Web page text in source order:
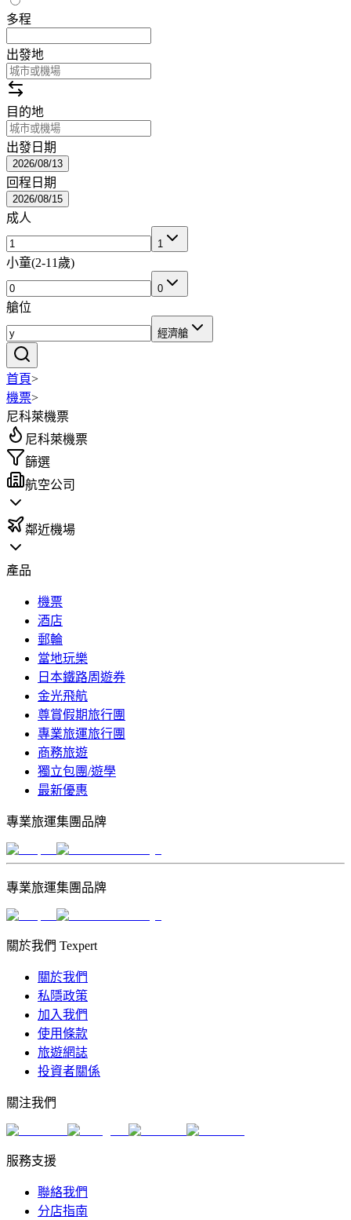
多程
出發地
目的地
出發日期
2026/08/13
回程日期
2026/08/15
成人
1
小童(2-11歲)
0
艙位
經濟艙
首頁>
機票>
尼科萊機票
尼科萊機票
篩選
航空公司
鄰近機場
產品
機票
酒店
郵輪
當地玩樂
日本鐵路周遊券
金光飛航
尊賞假期旅行團
專業旅運旅行團
商務旅遊
獨立包團/遊學
最新優惠
專業旅運集團品牌
專業旅運集團品牌
關於我們 Texpert
關於我們
私隱政策
加入我們
使用條款
旅遊網誌
投資者關係
關注我們
服務支援
聯絡我們
分店指南